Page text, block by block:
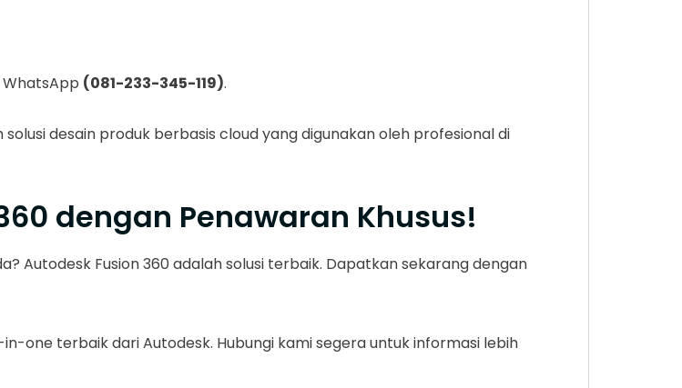
(081-233-345-119).
desain produk berbasis cloud yang digunakan oleh profesional di
dengan Penawaran Khusus!
Autodesk Fusion 360 adalah solusi terbaik. Dapatkan sekarang dengan
one terbaik dari Autodesk. Hubungi kami segera untuk informasi lebih